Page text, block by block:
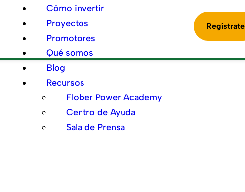
Cómo invertir
Proyectos
Promotores
Qué somos
Blog
Recursos
Flober Power Academy
Centro de Ayuda
Sala de Prensa
Regístrate